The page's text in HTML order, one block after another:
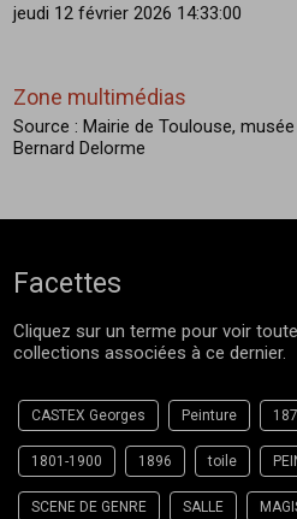
jeudi 12 février 2026 14:33:00
Zone multimédias
Source : Mairie de Toulouse,
Bernard Delorme
Facettes
Cliquez sur un terme pour voir
collections associées à ce dernier.
CASTEX Georges Peinture
1801-1900 1896 toile
SCENE DE GENRE SALLE